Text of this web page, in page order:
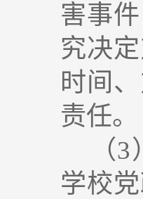
害事
究决
时间
责任。
（
学校